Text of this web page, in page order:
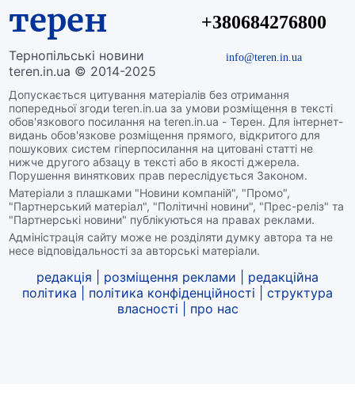
терен
Тернопільські новини
teren.in.ua © 2014-2025
Допускається цитування матеріалів без отримання
попередньої згоди teren.in.ua за умови розміщення в тексті
обов'язкового посилання на teren.in.ua - Терен. Для інтернет-
видань обов'язкове розміщення прямого, відкритого для
пошукових систем гіперпосилання на цитовані статті не
нижче другого абзацу в тексті або в якості джерела.
Порушення виняткових прав переслідується Законом.
Матеріали з плашками "Новини компаній", "Промо",
"Партнерський матеріал", "Політичні новини", "Прес-реліз" та
"Партнерські новини" публікуються на правах реклами.
Адміністрація сайту може не розділяти думку автора та не
несе відповідальності за авторські матеріали.
+380684276800
info@teren.in.ua
редакція розміщення реклами
редакційна
політика
політика конфіденційності
структура
власності
про нас